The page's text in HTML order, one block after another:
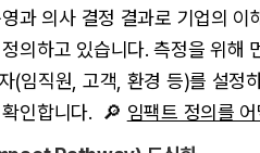
과 의사 결정 결과로 기업의
의하고 있습니다. 측정을 위
(임직원, 고객, 환경 등)를 설정
인합니다. 🔎 임팩트 정의를